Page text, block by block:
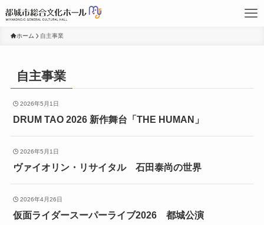
ホーム 自主事業
自主事業
2026年5月1日
DRUM TAO 2026 新作舞台「THE HUMAN」
2026年5月1日
ヴァイオリン・リサイタル 石田泰尚の世界
2026年4月26日
仮面ライダースーパーライブ2026 都城公演